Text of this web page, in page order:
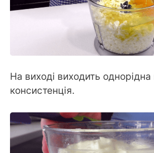
На виході виходить
консистенція.